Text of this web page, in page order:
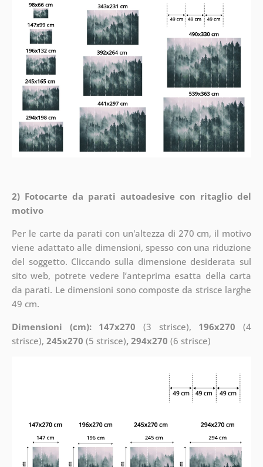
2) Fotocarte da parati autoadesive con ritaglio del
motivo
Per le carte da parati con un'altezza di 270 cm, il motivo
viene adattato alle dimensioni, spesso con una riduzione
del soggetto. Cliccando sulla dimensione desiderata sul
sito web, potrete vedere l’anteprima esatta della carta
da parati. Le dimensioni sono composte da strisce larghe
49 cm.
Dimensioni (cm): 147x270 (3 strisce), 196x270 (4
strisce), 245x270 (5 strisce), 294x270 (6 strisce)